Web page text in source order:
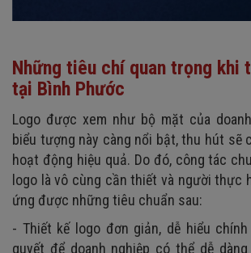
Những tiêu chí quan trọng khi
tại Bình Phước
Logo được xem như bộ mặt của
biểu tượng này càng nổi bật, thu hút sẽ
hoạt động hiệu quả. Do đó, công tác
logo là vô cùng cần thiết và người thực
ứng được những tiêu chuẩn sau:
- Thiết kế logo đơn giản, dễ hiểu
quyết để doanh nghiệp có thể dễ